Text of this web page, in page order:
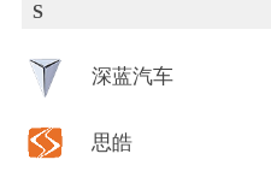
S
深蓝汽车
思皓